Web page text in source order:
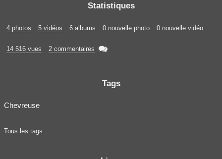
Statistiques
4 photos 5 vidéos 6 albums 0 nouvelle photo 0 nouvelle vidéo
14 516 vues 2 commentaires 
Tags
Chevreuse
Tous les tags